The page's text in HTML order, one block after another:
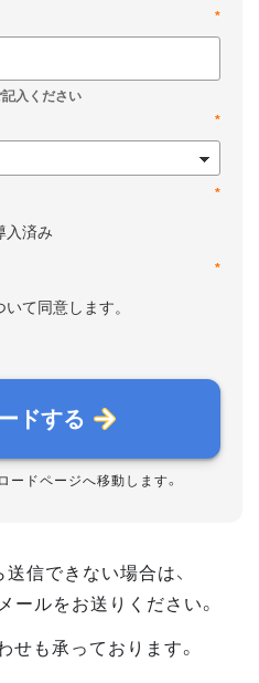
*
*
*
入済み
*
て同意します。
ドする
ードページへ移動します。
信できない場合は、
ールをお送りください。
せも承っております。